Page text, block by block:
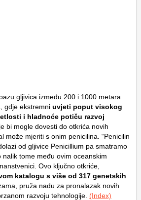
gljivica između 200 i 1000 metara
gdje ekstremni uvjeti poput visokog
i hladnoće potiču razvoj
bi mogle dovesti do otkrića novih
može mjeriti s onim penicilina. “Penicilin
od gljivice Penicillium pa smatramo
tome među ovim oceanskim
Ovo ključno otkriće,
katalogu s više od 317 genetskih
pruža nadu za pronalazak novih
razvoju tehnologije. (Index)